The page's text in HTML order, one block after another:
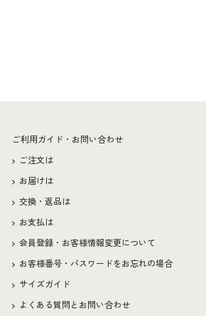
ご利用ガイド・お問い合わせ
ご注文は
お届けは
交換・返品は
お支払は
会員登録・お客様情報変更について
お客様番号・パスワードをお忘れの場合
サイズガイド
よくある質問とお問い合わせ